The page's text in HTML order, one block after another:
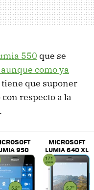
550 que se
como ya
tiene que suponer
respecto a la
950
MICROSOFT
LUMIA 640 XL